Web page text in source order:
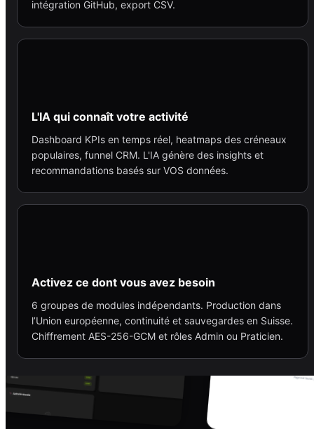
intégration GitHub, export CSV.
L'IA qui connaît votre activité
Dashboard KPIs en temps réel, heatmaps des créneaux
populaires, funnel CRM. L'IA génère des insights et
recommandations basés sur VOS données.
Activez ce dont vous avez besoin
6 groupes de modules indépendants. Production dans
l’Union européenne, continuité et sauvegardes en Suisse.
Chiffrement AES-256-GCM et rôles Admin ou Praticien.